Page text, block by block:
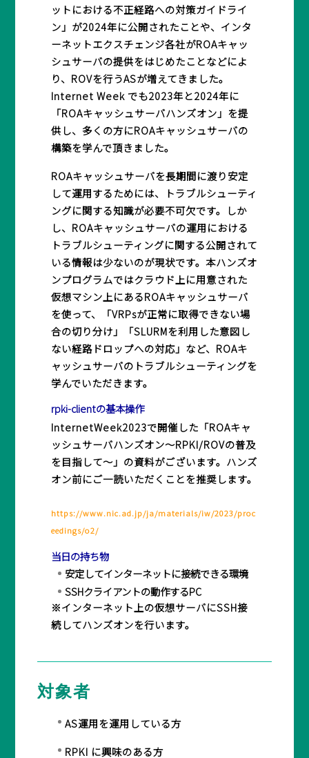
ットにおける不正経路への対策ガイドライ
ン」が2024年に公開されたことや、インタ
ーネットエクスチェンジ各社がROAキャッ
シュサーバの提供をはじめたことなどによ
り、ROVを行うASが増えてきました。
Internet Week でも2023年と2024年に
「ROAキャッシュサーバハンズオン」を提
供し、多くの方にROAキャッシュサーバの
構築を学んで頂きました。
ROAキャッシュサーバを長期間に渡り安定
して運用するためには、トラブルシューティ
ングに関する知識が必要不可欠です。しか
し、ROAキャッシュサーバの運用における
トラブルシューティングに関する公開されて
いる情報は少ないのが現状です。本ハンズオ
ンプログラムではクラウド上に用意された
仮想マシン上にあるROAキャッシュサーバ
を使って、「VRPsが正常に取得できない場
合の切り分け」「SLURMを利用した意図し
ない経路ドロップへの対応」など、ROAキ
ャッシュサーバのトラブルシューティングを
学んでいただきます。
rpki-clientの基本操作
InternetWeek2023で開催した「ROAキャ
ッシュサーバハンズオン〜RPKI/ROVの普及
を目指して〜」の資料がございます。ハンズ
オン前にご一読いただくことを推奨します。
https://www.nic.ad.jp/ja/materials/iw/2023/proc
eedings/o2/
当日の持ち物
安定してインターネットに接続できる環境
SSHクライアントの動作するPC
※インターネット上の仮想サーバにSSH接
続してハンズオンを行います。
対象者
AS運用を運用している方
RPKI に興味のある方